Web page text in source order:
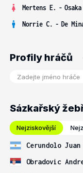
Mertens E. -
Norrie C. - De
Profily hráčů
Sázkařský
Nejziskovější
Cerundolo Juan
Obradovic